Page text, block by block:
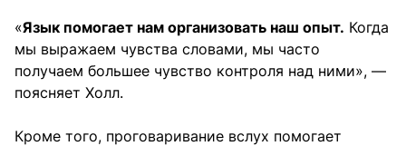
«Язык помогает нам организовать наш опыт. Когда
мы выражаем чувства словами, мы часто
получаем большее чувство контроля над ними», —
поясняет Холл.
Кроме того, проговаривание вслух помогает